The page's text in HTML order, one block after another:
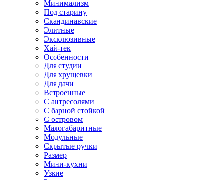
Минимализм
Под старину
Скандинавские
Элитные
Эксклюзивные
Хай-тек
Особенности
Для студии
Для хрущевки
Для дачи
Встроенные
С антресолями
С барной стойкой
С островом
Малогабаритные
Модульные
Скрытые ручки
Размер
Мини-кухни
Узкие